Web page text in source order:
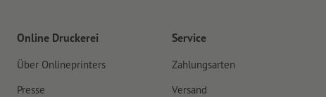
Online Druckerei
Über Onlineprinters
Presse
Service
Zahlungsarten
Versand